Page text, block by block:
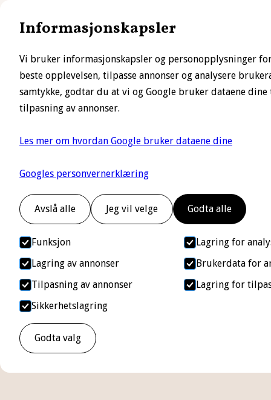
Informasjonskapsler
Vi bruker informasjonskapsler og personopplysninger
beste opplevelsen, tilpasse annonser og analysere
samtykke, godtar du at vi og Google bruker dataene
tilpasning av annonser.
Les mer om hvordan Google bruker dataene dine
Googles personvernerklæring
Avslå alle Jeg vil velge Godta alle
Funksjon
Lagring for
Lagring av annonser
Brukerdata for
Tilpasning av annonser
Lagring for
Sikkerhetslagring
Godta valg